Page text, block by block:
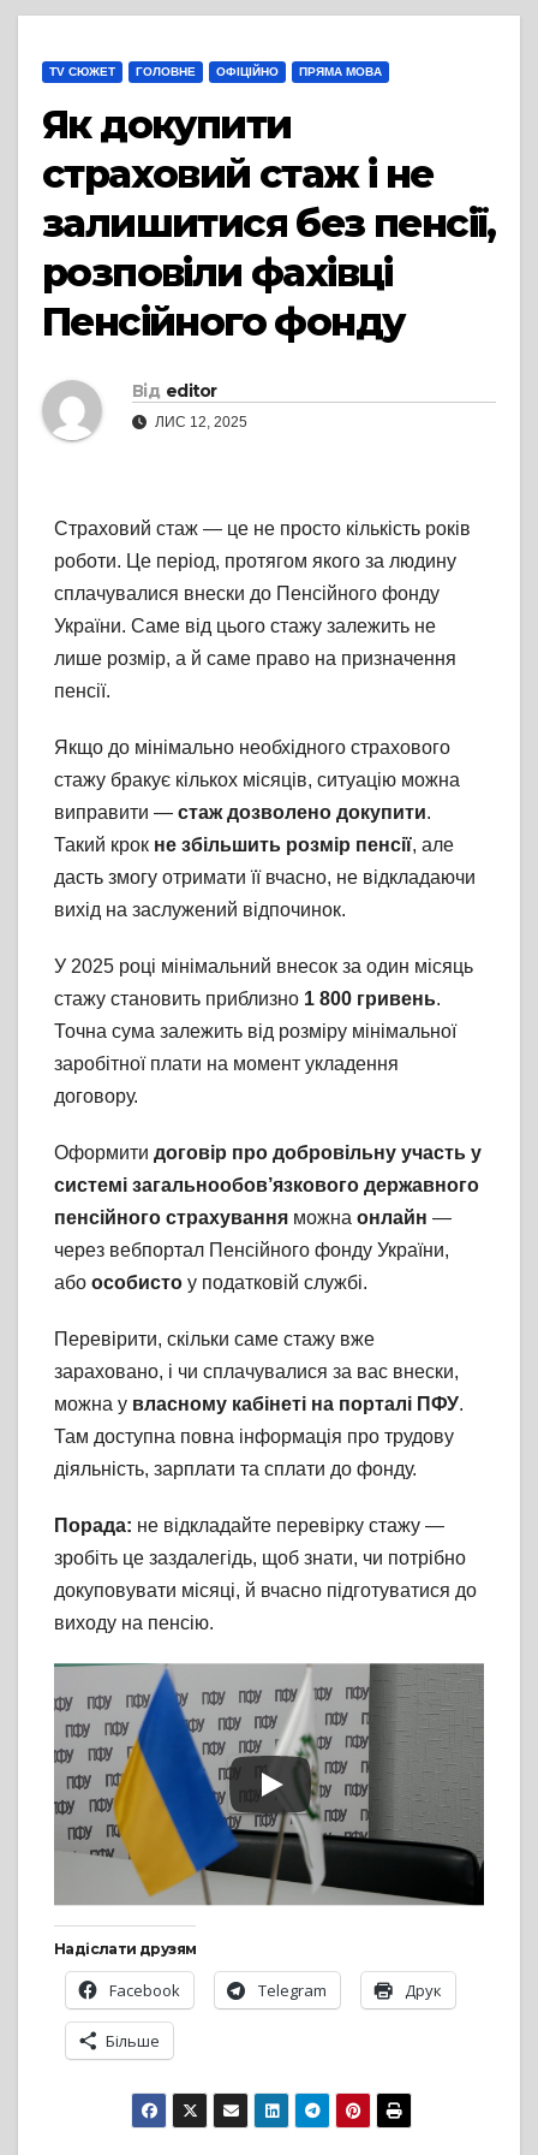
TV СЮЖЕТ ГОЛОВНЕ ОФІЦІЙНО ПРЯМА МОВА
Як докупити
страховий стаж і не
залишитися без пенсії,
розповіли фахівці
Пенсійного фонду
Від editor
ЛИС 12, 2025
Страховий стаж — це не просто кількість років
роботи. Це період, протягом якого за людину
сплачувалися внески до Пенсійного фонду
України. Саме від цього стажу залежить не
лише розмір, а й саме право на призначення
пенсії.
Якщо до мінімально необхідного страхового
стажу бракує кількох місяців, ситуацію можна
виправити — стаж дозволено докупити.
Такий крок не збільшить розмір пенсії, але
дасть змогу отримати її вчасно, не відкладаючи
вихід на заслужений відпочинок.
У 2025 році мінімальний внесок за один місяць
стажу становить приблизно 1 800 гривень.
Точна сума залежить від розміру мінімальної
заробітної плати на момент укладення
договору.
Оформити договір про добровільну участь у
системі загальнообов’язкового державного
пенсійного страхування можна онлайн —
через вебпортал Пенсійного фонду України,
або особисто у податковій службі.
Перевірити, скільки саме стажу вже
зараховано, і чи сплачувалися за вас внески,
можна у власному кабінеті на порталі ПФУ.
Там доступна повна інформація про трудову
діяльність, зарплати та сплати до фонду.
Порада: не відкладайте перевірку стажу —
зробіть це заздалегідь, щоб знати, чи потрібно
докуповувати місяці, й вчасно підготуватися до
виходу на пенсію.
Надіслати друзям
Facebook Telegram Друк
Більше